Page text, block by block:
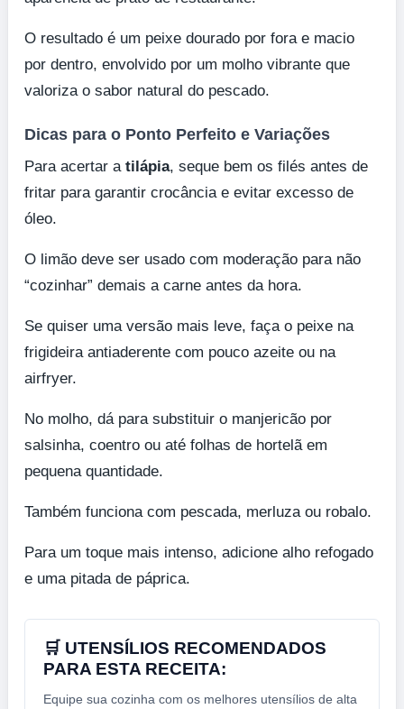
O resultado é um peixe dourado por fora e macio
por dentro, envolvido por um molho vibrante que
valoriza o sabor natural do pescado.
Dicas para o Ponto Perfeito e Variações
Para acertar a tilápia, seque bem os filés antes de
fritar para garantir crocância e evitar excesso de
óleo.
O limão deve ser usado com moderação para não
“cozinhar” demais a carne antes da hora.
Se quiser uma versão mais leve, faça o peixe na
frigideira antiaderente com pouco azeite ou na
airfryer.
No molho, dá para substituir o manjericão por
salsinha, coentro ou até folhas de hortelã em
pequena quantidade.
Também funciona com pescada, merluza ou robalo.
Para um toque mais intenso, adicione alho refogado
e uma pitada de páprica.
🛒 UTENSÍLIOS RECOMENDADOS
PARA ESTA RECEITA:
Equipe sua cozinha com os melhores utensílios de alta